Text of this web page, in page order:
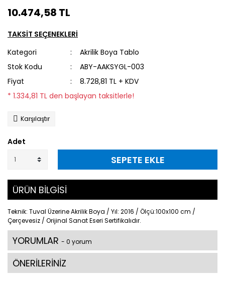
10.474,58 TL
TAKSİT SEÇENEKLERİ
Kategori
Akrilik Boya Tablo
Stok Kodu
ABY-AAKSYGL-003
Fiyat
8.728,81 TL + KDV
* 1.334,81 TL den başlayan taksitlerle!
Karşılaştır
Adet
SEPETE EKLE
ÜRÜN BİLGİSİ
Teknik: Tuval Üzerine Akrilik Boya / Yıl: 2016 / Ölçü:100x100 cm /
Çerçevesiz / Orijinal Sanat Eseri Sertifikalıdır.
YORUMLAR - 0 yorum
ÖNERİLERİNİZ